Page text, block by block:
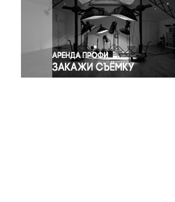
Спорт
Экология
Экономика и бизнес